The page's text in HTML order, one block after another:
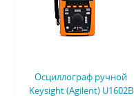
Осциллограф ручной
Keysight (Agilent) U1602B